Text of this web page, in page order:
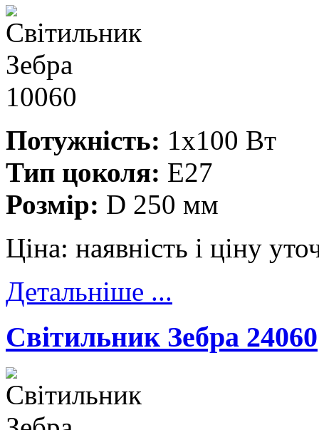
Потужність: 1x100 Вт
Тип цоколя: E27
Розмір: D 250 мм
Ціна: наявність і ціну
Детальніше ...
Cвітильник Зебра 24060